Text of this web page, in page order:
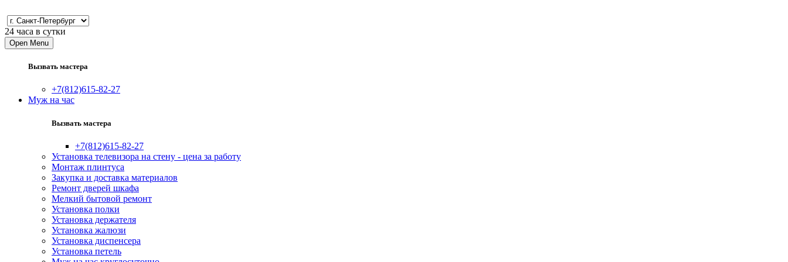
24 часа в сутки
Open Menu
Вызвать мастера
+7(812)615-82-27
Муж на час
Вызвать мастера
+7(812)615-82-27
Установка телевизора на стену - цена за работу
Монтаж плинтуса
Закупка и доставка материалов
Ремонт дверей шкафа
Мелкий бытовой ремонт
Установка полки
Установка держателя
Установка жалюзи
Установка диспенсера
Установка петель